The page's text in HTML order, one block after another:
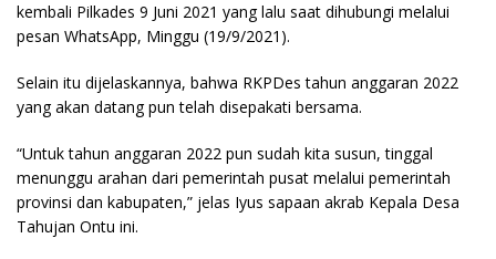
kembali Pilkades 9 Juni 2021 yang lalu saat dihubungi melalui
pesan WhatsApp, Minggu (19/9/2021).
Selain itu dijelaskannya, bahwa RKPDes tahun anggaran 2022
yang akan datang pun telah disepakati bersama.
“Untuk tahun anggaran 2022 pun sudah kita susun, tinggal
menunggu arahan dari pemerintah pusat melalui pemerintah
provinsi dan kabupaten,” jelas Iyus sapaan akrab Kepala Desa
Tahujan Ontu ini.